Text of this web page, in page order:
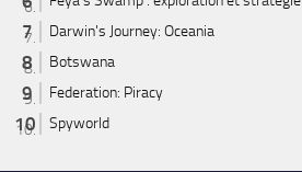
Darwin's Journey: Oceania
Botswana
Federation: Piracy
Spyworld